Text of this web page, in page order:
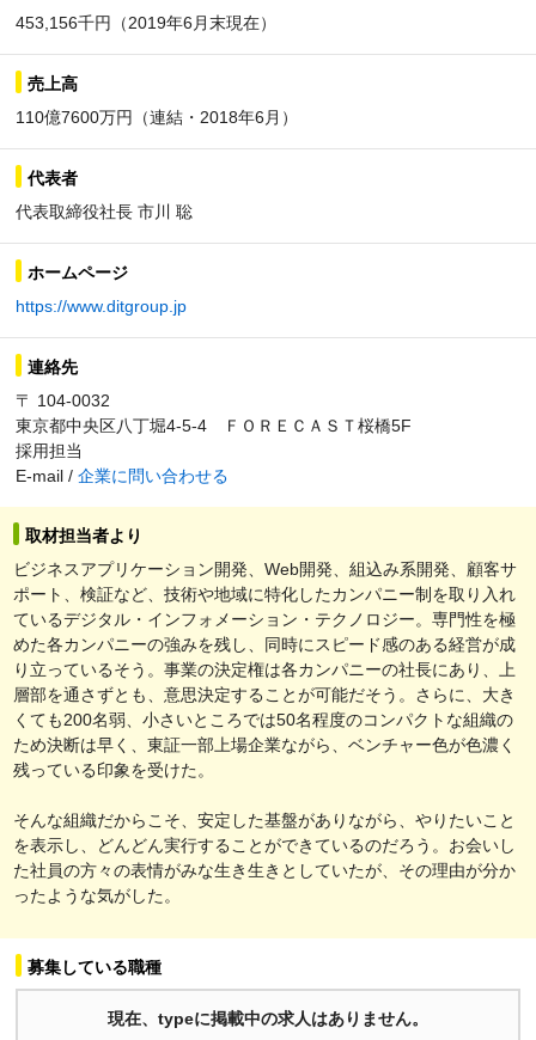
453,156千円（2019年6月末現在）
売上高
110億7600万円（連結・2018年6月）
代表者
代表取締役社長 市川 聡
ホームページ
https://www.ditgroup.jp
連絡先
〒 104-0032
東京都中央区八丁堀4-5-4 ＦＯＲＥＣＡＳＴ桜橋5F
採用担当
E-mail / 企業に問い合わせる
取材担当者より
ビジネスアプリケーション開発、Web開発、組込み系開発、顧客サ
ポート、検証など、技術や地域に特化したカンパニー制を取り入れ
ているデジタル・インフォメーション・テクノロジー。専門性を極
めた各カンパニーの強みを残し、同時にスピード感のある経営が成
り立っているそう。事業の決定権は各カンパニーの社長にあり、上
層部を通さずとも、意思決定することが可能だそう。さらに、大き
くても200名弱、小さいところでは50名程度のコンパクトな組織の
ため決断は早く、東証一部上場企業ながら、ベンチャー色が色濃く
残っている印象を受けた。
そんな組織だからこそ、安定した基盤がありながら、やりたいこと
を表示し、どんどん実行することができているのだろう。お会いし
た社員の方々の表情がみな生き生きとしていたが、その理由が分か
ったような気がした。
募集している職種
現在、typeに掲載中の求人はありません。